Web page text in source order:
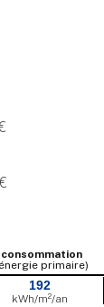
consommation
primaire)
192
kWh/m²/an